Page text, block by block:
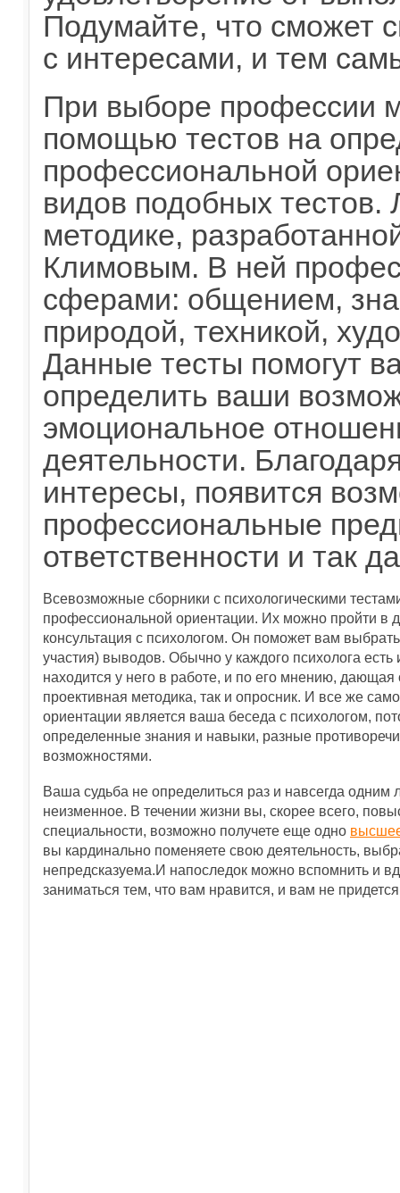
Подумайте, что сможет
с интересами, и тем
При выборе профессии
помощью тестов на
профессиональной
видов подобных тестов.
методике,
Климовым. В ней
сферами: общением,
природой, техникой,
Данные тесты помогут
определить ваши
эмоциональное
деятельности.
интересы, появится
профессиональные
ответственности и так
Всевозможные сборники с психологическими
профессиональной ориентации. Их можно пройти в
консультация с психологом. Он поможет вам
участия) выводов. Обычно у каждого психолога есть
находится у него в работе, и по его мнению,
проективная методика, так и опросник. И все же
ориентации является ваша беседа с психологом,
определенные знания и навыки, разные
возможностями.
Ваша судьба не определиться раз и навсегда
неизменное. В течении жизни вы, скорее всего,
специальности, возможно получете еще одно
вы кардинально поменяете свою деятельность,
непредсказуема.И напоследок можно вспомнить и
заниматься тем, что вам нравится, и вам не